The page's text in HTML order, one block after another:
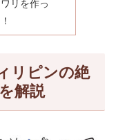
リを作っ
リピンの絶
解説